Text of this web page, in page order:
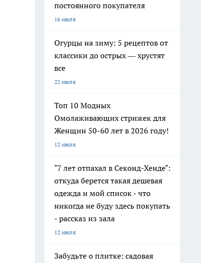
постоянного покупателя
16 июля
Огурцы на зиму: 5 рецептов от
классики до острых — хрустят
все
22 июля
Топ 10 Модных
Омолаживающих стрижек для
Женщин 50-60 лет в 2026 году!
12 июля
"7 лет отпахал в Секонд-Хенде":
откуда берется такая дешевая
одежда и мой список - что
никогда не буду здесь покупать
- рассказ из зала
12 июля
Забудьте о плитке: садовая